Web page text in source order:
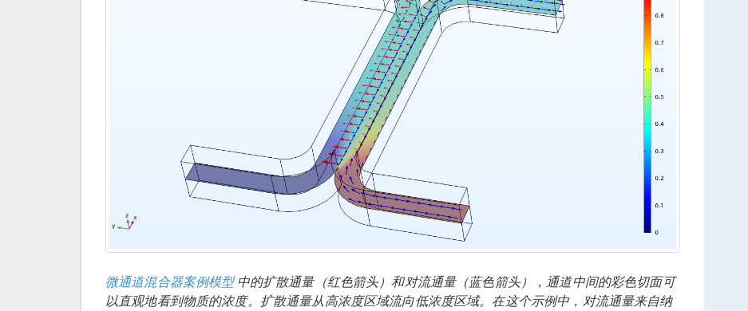
微通道混合器案例模型中的扩散通量（红色箭头）和对流通量（蓝色箭头），通道中间的彩色切面可
以直观地看到物质的浓度。扩散通量从高浓度区域流向低浓度区域。在这个示例中，对流通量来自纳